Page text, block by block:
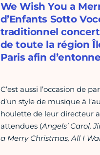
We Wish You a
d’Enfants Sotto
traditionnel concert
de toute la région
Paris afin
C’est aussi l’occasion de
d’un style de musique à
houlette de leur directeur
attendues (Angels’ Carol,
a Merry Christmas, All I